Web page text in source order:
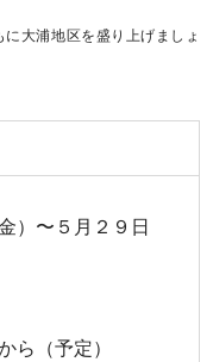
大浦地区を盛り上げましょ
）〜５月２９日
ら（予定）